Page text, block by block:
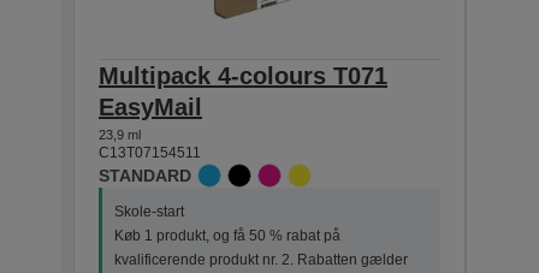
Multipack 4-colours T071
EasyMail
23,9 ml
C13T07154511
STANDARD
Skole-start
Køb 1 produkt, og få 50 % rabat på
kvalificerende produkt nr. 2. Rabatten gælder